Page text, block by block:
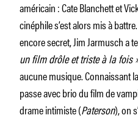
américain : Cate Blanchett et
cinéphile s’est alors mis à
encore secret, Jim Jarmusch a
un film drôle et triste à la fois
aucune musique. Connaissant
passe avec brio du film de
drame intimiste (Paterson), on